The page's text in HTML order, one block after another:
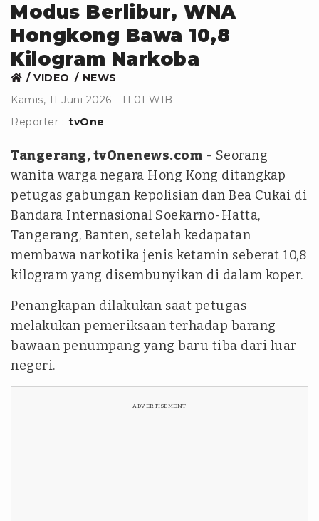
Modus Berlibur, WNA
Hongkong Bawa 10,8
Kilogram Narkoba
VIDEO
NEWS
Kamis, 11 Juni 2026 - 11:01 WIB
Reporter : tvOne
Tangerang, tvOnenews.com - Seorang
wanita warga negara Hong Kong ditangkap
petugas gabungan kepolisian dan Bea Cukai di
Bandara Internasional Soekarno-Hatta,
Tangerang, Banten, setelah kedapatan
membawa narkotika jenis ketamin seberat 10,8
kilogram yang disembunyikan di dalam koper.
Penangkapan dilakukan saat petugas
melakukan pemeriksaan terhadap barang
bawaan penumpang yang baru tiba dari luar
negeri.
ADVERTISEMENT